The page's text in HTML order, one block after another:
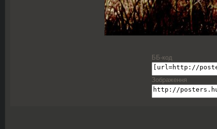
ББ-код
Зображення